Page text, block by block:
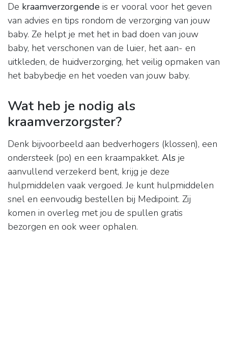
De kraamverzorgende is er vooral voor het geven
van advies en tips rondom de verzorging van jouw
baby. Ze helpt je met het in bad doen van jouw
baby, het verschonen van de luier, het aan- en
uitkleden, de huidverzorging, het veilig opmaken van
het babybedje en het voeden van jouw baby.
Wat heb je nodig als
kraamverzorgster?
Denk bijvoorbeeld aan bedverhogers (klossen), een
ondersteek (po) en een kraampakket. Als je
aanvullend verzekerd bent, krijg je deze
hulpmiddelen vaak vergoed. Je kunt hulpmiddelen
snel en eenvoudig bestellen bij Medipoint. Zij
komen in overleg met jou de spullen gratis
bezorgen en ook weer ophalen.